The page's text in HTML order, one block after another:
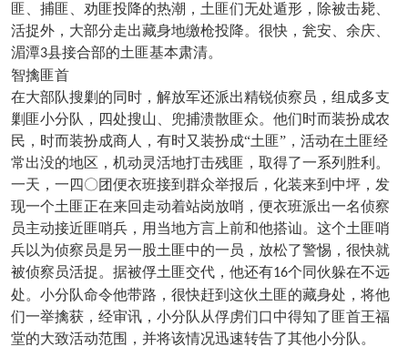
匪、捕匪、劝匪投降的热潮，土匪们无处遁形，除被击毙、
活捉外，大部分走出藏身地缴枪投降。很快，瓮安、余庆、
湄潭3县接合部的土匪基本肃清。
智擒匪首
在大部队搜剿的同时，解放军还派出精锐侦察员，组成多支
剿匪小分队，四处搜山、兜捕溃散匪众。他们时而装扮成农
民，时而装扮成商人，有时又装扮成“土匪”，活动在土匪经
常出没的地区，机动灵活地打击残匪，取得了一系列胜利。
一天，一四〇团便衣班接到群众举报后，化装来到中坪，发
现一个土匪正在来回走动着站岗放哨，便衣班派出一名侦察
员主动接近匪哨兵，用当地方言上前和他搭讪。这个土匪哨
兵以为侦察员是另一股土匪中的一员，放松了警惕，很快就
被侦察员活捉。据被俘土匪交代，他还有16个同伙躲在不远
处。小分队命令他带路，很快赶到这伙土匪的藏身处，将他
们一举擒获，经审讯，小分队从俘虏们口中得知了匪首王福
堂的大致活动范围，并将该情况迅速转告了其他小分队。